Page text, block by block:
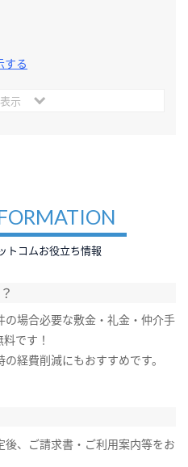
する
示
トコムお役立ち情報
の場合必要な敷金・礼金・仲介手
です！
経費削減にもおすすめです。
後、ご請求書・ご利用案内等をお